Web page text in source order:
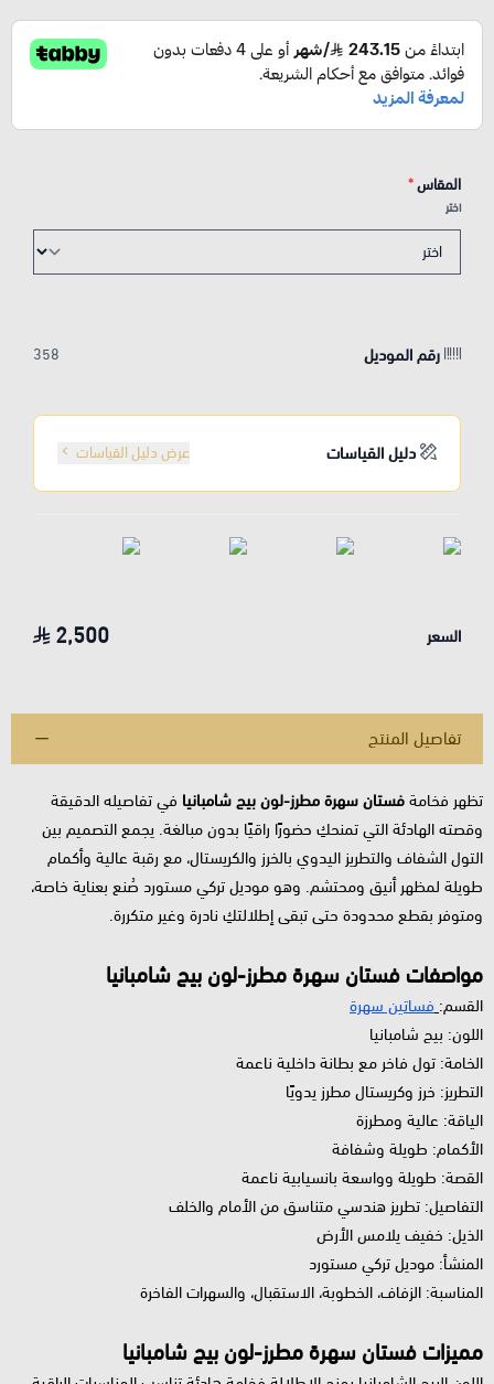
المقاس*
اختر
رقم الموديل 358
دليل القياسات عرض دليل القياسات
السعر 2,500
تفاصيل المنتج
تظهر فخامةفستان سهرة مطرز-لون بيج شامبانيا في تفاصيله الدقيقة
وقصته الهادئة التي تمنحكِ حضورًا راقيًا بدون مبالغة. يجمع التصميم بين
التول الشفاف والتطريز اليدوي بالخرز والكريستال، مع رقبة عالية وأكمام
طويلة لمظهر أنيق ومحتشم. وهو موديل تركي مستورد صُنع بعناية خاصة،
ومتوفر بقطع محدودة حتى تبقى إطلالتكِ نادرة وغير متكررة.
مواصفات فستان سهرة مطرز-لون بيج شامبانيا
القسم: فساتين سهرة
اللون: بيج شامبانيا
الخامة: تول فاخر مع بطانة داخلية ناعمة
التطريز: خرز وكريستال مطرز يدويًا
الياقة: عالية ومطرزة
الأكمام: طويلة وشفافة
القصة: طويلة وواسعة بانسيابية ناعمة
التفاصيل: تطريز هندسي متناسق من الأمام والخلف
الذيل: خفيف يلامس الأرض
المنشأ: موديل تركي مستورد
المناسبة: الزفاف، الخطوبة، الاستقبال، والسهرات الفاخرة
مميزات فستان سهرة مطرز-لون بيج شامبانيا